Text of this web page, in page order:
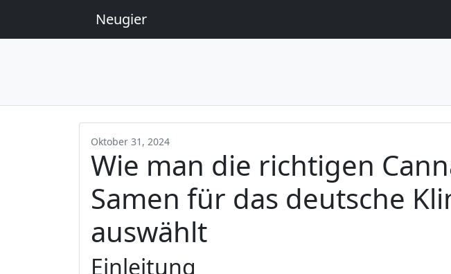
Neugier
Oktober 31, 2024
Wie man die richtigen
Samen für das deutsche
auswählt
Einleitung